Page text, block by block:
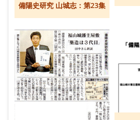
備陽史研究 山城志：第23集